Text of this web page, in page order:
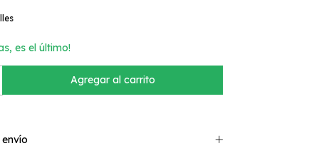
es el último!